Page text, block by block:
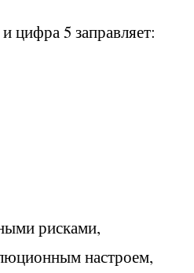
цифра 5 заправляет:
рисками,
настроем,